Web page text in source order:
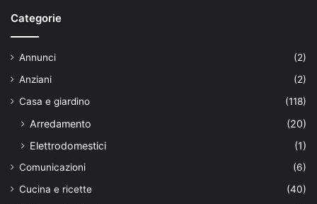
Categorie
Annunci
(2)
Anziani
(2)
Casa e giardino
(118)
Arredamento
(20)
Elettrodomestici
(1)
Comunicazioni
(6)
Cucina e ricette
(40)